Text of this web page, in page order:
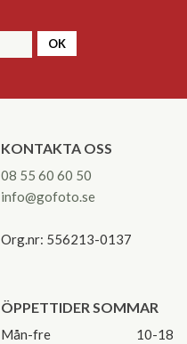
OK
KONTAKTA OSS
08 55 60 60 50
info@gofoto.se
Org.nr: 556213-0137
ÖPPETTIDER SOMMAR
Mån-fre
10-18